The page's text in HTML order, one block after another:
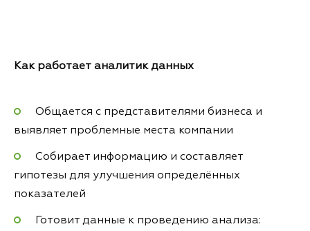
Как работает аналитик данных
Общается с представителями бизнеса и
выявляет проблемные места компании
Собирает информацию и составляет
гипотезы для улучшения определённых
показателей
Готовит данные к проведению анализа: